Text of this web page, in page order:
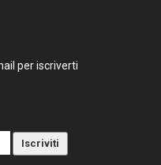
per iscriverti